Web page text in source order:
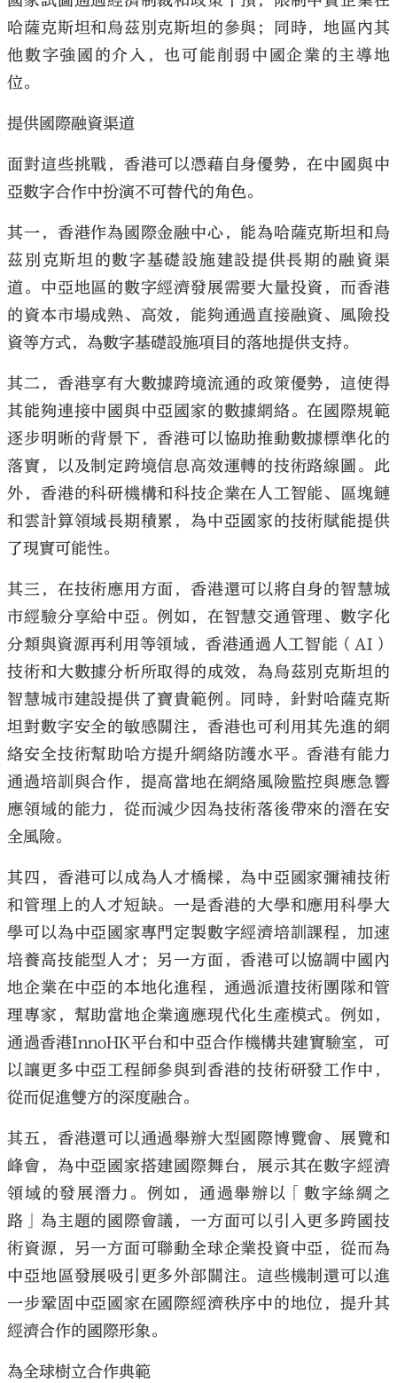
哈薩克斯坦和烏茲別克斯坦的參與；同時，地區內其
他數字強國的介入，也可能削弱中國企業的主導地
位。
提供國際融資渠道
面對這些挑戰，香港可以憑藉自身優勢，在中國與中
亞數字合作中扮演不可替代的角色。
其一，香港作為國際金融中心，能為哈薩克斯坦和烏
茲別克斯坦的數字基礎設施建設提供長期的融資渠
道。中亞地區的數字經濟發展需要大量投資，而香港
的資本市場成熟、高效，能夠通過直接融資、風險投
資等方式，為數字基礎設施項目的落地提供支持。
其二，香港享有大數據跨境流通的政策優勢，這使得
其能夠連接中國與中亞國家的數據網絡。在國際規範
逐步明晰的背景下，香港可以協助推動數據標準化的
落實，以及制定跨境信息高效運轉的技術路線圖。此
外，香港的科研機構和科技企業在人工智能、區塊鏈
和雲計算領域長期積累，為中亞國家的技術賦能提供
了現實可能性。
其三，在技術應用方面，香港還可以將自身的智慧城
市經驗分享給中亞。例如，在智慧交通管理、數字化
分類與資源再利用等領域，香港通過人工智能（AI）
技術和大數據分析所取得的成效，為烏茲別克斯坦的
智慧城市建設提供了寶貴範例。同時，針對哈薩克斯
坦對數字安全的敏感關注，香港也可利用其先進的網
絡安全技術幫助哈方提升網絡防護水平。香港有能力
通過培訓與合作，提高當地在網絡風險監控與應急響
應領域的能力，從而減少因為技術落後帶來的潛在安
全風險。
其四，香港可以成為人才橋樑，為中亞國家彌補技術
和管理上的人才短缺。一是香港的大學和應用科學大
學可以為中亞國家專門定製數字經濟培訓課程，加速
培養高技能型人才；另一方面，香港可以協調中國內
地企業在中亞的本地化進程，通過派遣技術團隊和管
理專家，幫助當地企業適應現代化生產模式。例如，
通過香港InnoHK平台和中亞合作機構共建實驗室，可
以讓更多中亞工程師參與到香港的技術研發工作中，
從而促進雙方的深度融合。
其五，香港還可以通過舉辦大型國際博覽會、展覽和
峰會，為中亞國家搭建國際舞台，展示其在數字經濟
領域的發展潛力。例如，通過舉辦以「數字絲綢之
路」為主題的國際會議，一方面可以引入更多跨國技
術資源，另一方面可聯動全球企業投資中亞，從而為
中亞地區發展吸引更多外部關注。這些機制還可以進
一步鞏固中亞國家在國際經濟秩序中的地位，提升其
經濟合作的國際形象。
為全球樹立合作典範